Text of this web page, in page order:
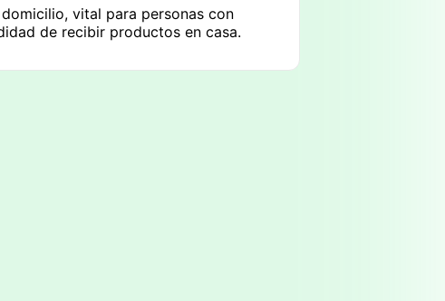
vital para personas con
de recibir productos en casa.